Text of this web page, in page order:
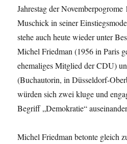
Jahrestag der Novemberpogrome
Muschick in seiner
stehe auch heute wieder unter
Michel Friedman (1956 in Paris
ehemaliges Mitglied der CDU)
(Buchautorin, in Düsseldorf-
würden sich zwei kluge und
Begriff „Demokratie“
Michel Friedman betonte gleich